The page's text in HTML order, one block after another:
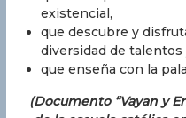
existencial,
que descubre y
diversidad de talentos
que enseña con la
(Documento “Vayan y